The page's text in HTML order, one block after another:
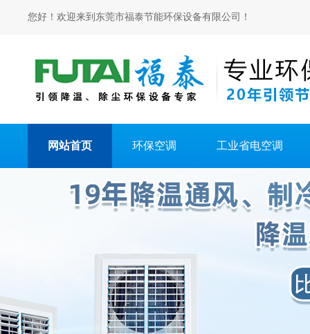
您好！欢迎来到东莞市福泰节能环保设备有限公司！
网站首页 环保空调 工业省电空调